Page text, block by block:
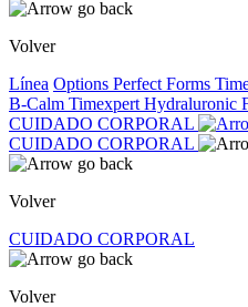
Volver
Línea Options Perfect Forms
B-Calm Timexpert Hydraluronic
CUIDADO CORPORAL
CUIDADO CORPORAL
Volver
CUIDADO CORPORAL
Volver